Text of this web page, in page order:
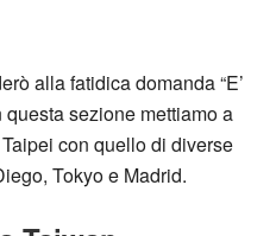
alla fatidica domanda “E’
questa sezione mettiamo a
con quello di diverse
Tokyo e Madrid.